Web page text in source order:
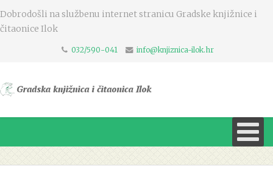
Dobrodošli na službenu internet stranicu Gradske knjižnice i
čitaonice Ilok
032/590-041 info@knjiznica-ilok.hr